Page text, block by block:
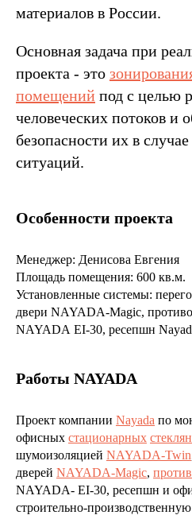
материалов в России.
Основная задача при
проекта - это
помещений под с целью
человеческих потоков и
безопасности их в
ситуаций.
Особенности проекта
Менеджер: Денисова Евгения
Площадь помещения: 600 кв.м.
Установленные системы:
двери NAYADA-Magic,
NAYADA EI-30, ресепшн
Работы NAYADA
Проект компании Nayada по
офисных стационарных
шумоизоляцией NAYADA-Twin
дверей NAYADA-Magic,
NAYADA- EI-30, ресепшн и
строительно-